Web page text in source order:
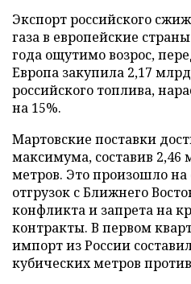
Экспорт российского
газа в европейские
года ощутимо возрос,
Европа закупила 2,17
российского топлива,
на 15%.
Мартовские поставки
максимума, составив 2,46
метров. Это произошло на
отгрузок с Ближнего
конфликта и запрета на
контракты. В первом
импорт из России
кубических метров